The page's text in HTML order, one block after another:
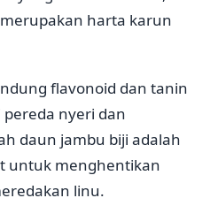
harta karun
flavonoid dan tanin
nyeri dan
daun jambu biji adalah
untuk menghentikan
linu.